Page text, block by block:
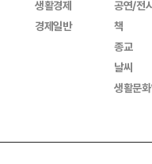
생활경제
경제일반
공연/전
책
종교
날씨
생활문